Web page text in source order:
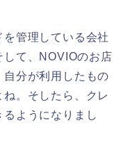
管理している会社
して、NOVIOのお店
分が利用したもの
。そしたら、クレ
ようになりまし